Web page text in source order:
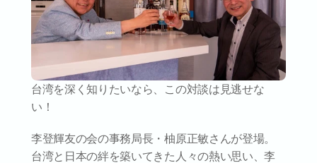
台湾を深く知りたいなら、この対談は見逃せな
い！
李登輝友の会の事務局長・柚原正敏さんが登場。
台湾と日本の絆を築いてきた人々の熱い思い、李